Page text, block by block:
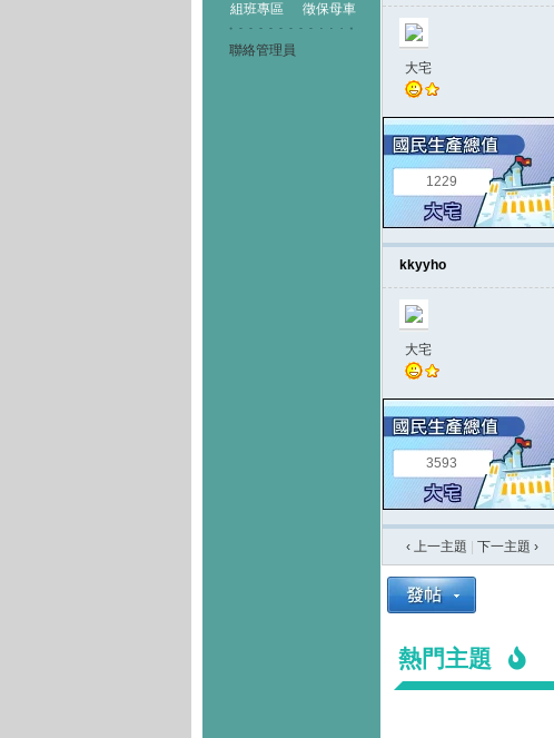
組班專區
徵保母車
聯絡管理員
大宅
1229
kkyyho
大宅
3593
‹ 上一主題
下一主題 ›
熱門主題